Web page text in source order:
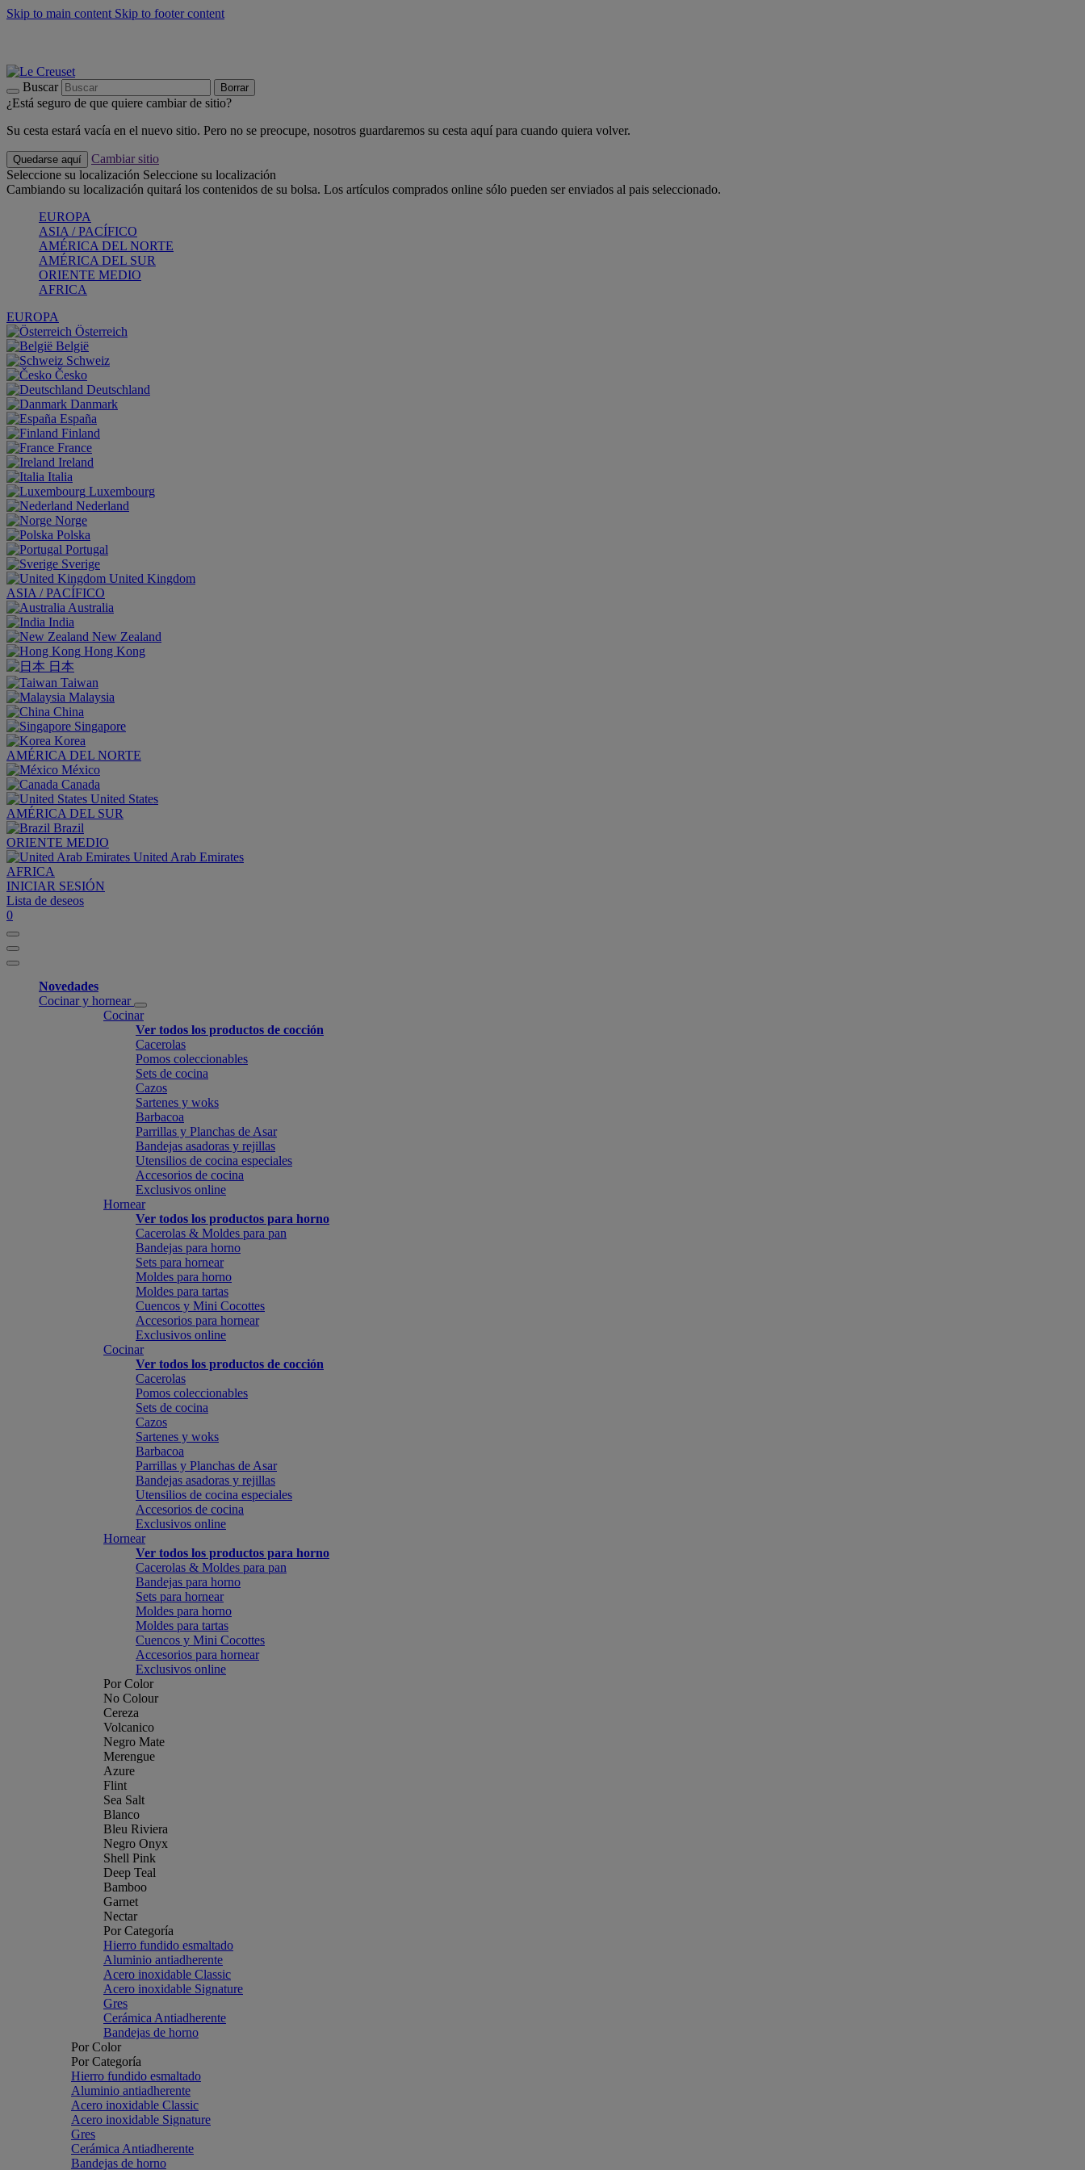
Skip to main content Skip to footer content
Buscar Borrar
¿Está seguro de que quiere cambiar de sitio?
Su cesta estará vacía en el nuevo sitio. Pero no se preocupe, nosotros guardaremos su cesta aquí para cuando quiera volver.
Quedarse aquí
Cambiar sitio
Seleccione su localización Seleccione su localización
Cambiando su localización quitará los contenidos de su bolsa. Los artículos comprados online sólo pueden ser enviados al pais seleccionado.
EUROPA
ASIA / PACÍFICO
AMÉRICA DEL NORTE
AMÉRICA DEL SUR
ORIENTE MEDIO
AFRICA
EUROPA
Österreich
België
Schweiz
Česko
Deutschland
Danmark
España
Finland
France
Ireland
Italia
Luxembourg
Nederland
Norge
Polska
Portugal
Sverige
United Kingdom
ASIA / PACÍFICO
Australia
India
New Zealand
Hong Kong
日本
Taiwan
Malaysia
China
Singapore
Korea
AMÉRICA DEL NORTE
México
Canada
United States
AMÉRICA DEL SUR
Brazil
ORIENTE MEDIO
United Arab Emirates
AFRICA
INICIAR SESIÓN
Lista de deseos
0
Novedades
Cocinar y hornear
Cocinar
Ver todos los productos de cocción
Cacerolas
Pomos coleccionables
Sets de cocina
Cazos
Sartenes y woks
Barbacoa
Parrillas y Planchas de Asar
Bandejas asadoras y rejillas
Utensilios de cocina especiales
Accesorios de cocina
Exclusivos online
Hornear
Ver todos los productos para horno
Cacerolas & Moldes para pan
Bandejas para horno
Sets para hornear
Moldes para horno
Moldes para tartas
Cuencos y Mini Cocottes
Accesorios para hornear
Exclusivos online
Cocinar
Ver todos los productos de cocción
Cacerolas
Pomos coleccionables
Sets de cocina
Cazos
Sartenes y woks
Barbacoa
Parrillas y Planchas de Asar
Bandejas asadoras y rejillas
Utensilios de cocina especiales
Accesorios de cocina
Exclusivos online
Hornear
Ver todos los productos para horno
Cacerolas & Moldes para pan
Bandejas para horno
Sets para hornear
Moldes para horno
Moldes para tartas
Cuencos y Mini Cocottes
Accesorios para hornear
Exclusivos online
Por Color
No Colour
Cereza
Volcanico
Negro Mate
Merengue
Azure
Flint
Sea Salt
Blanco
Bleu Riviera
Negro Onyx
Shell Pink
Deep Teal
Bamboo
Garnet
Nectar
Por Categoría
Hierro fundido esmaltado
Aluminio antiadherente
Acero inoxidable Classic
Acero inoxidable Signature
Gres
Cerámica Antiadherente
Bandejas de horno
Por Color
Por Categoría
Hierro fundido esmaltado
Aluminio antiadherente
Acero inoxidable Classic
Acero inoxidable Signature
Gres
Cerámica Antiadherente
Bandejas de horno